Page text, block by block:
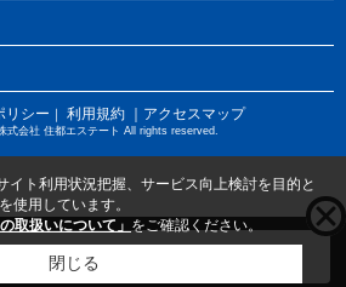
リシー 利用規約 ｜アクセスマップ
式会社 住都エステート All rights reserved.
ご覧の方にお勧めな物件
イト利用状況把握、サービス向上検討を目的と
使用しています。
取扱いについて」 をご確認ください。
閉じる